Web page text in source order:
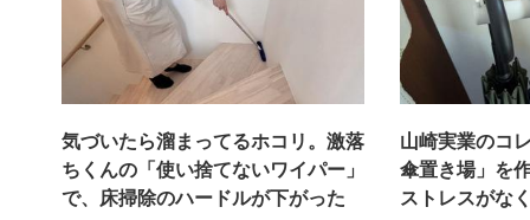
気づいたら溜まってるホコリ。激落
ちくんの「使い捨てないワイパー」
で、床掃除のハードルが下がった
山崎実業のコ
傘置き場」を
ストレスがな